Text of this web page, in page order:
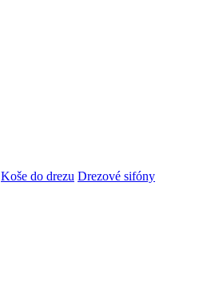
Koše do drezu Drezové sifóny